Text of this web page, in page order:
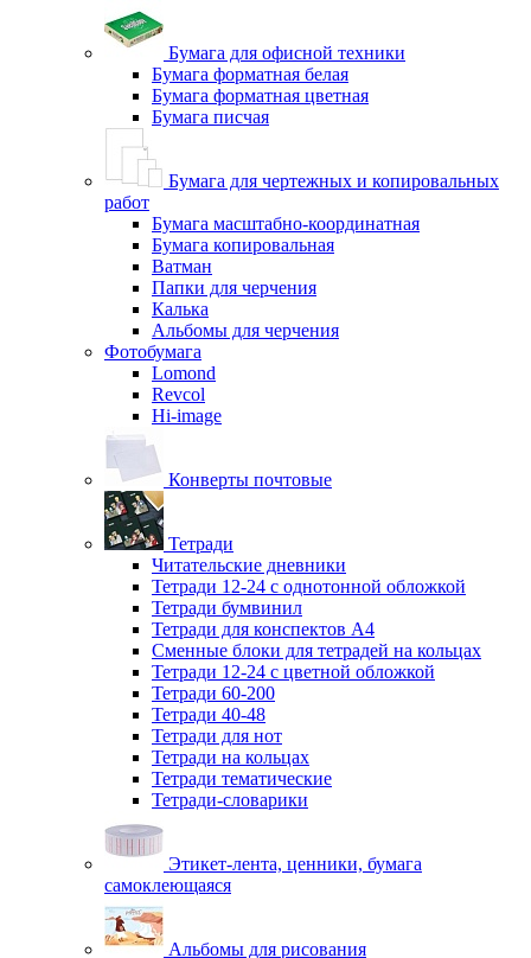
Бумага для офисной техники
Бумага форматная белая
Бумага форматная цветная
Бумага писчая
Бумага для чертежных и копировальных
работ
Бумага масштабно-координатная
Бумага копировальная
Ватман
Папки для черчения
Калька
Альбомы для черчения
Фотобумага
Lomond
Revcol
Hi-image
Конверты почтовые
Тетради
Читательские дневники
Тетради 12-24 с однотонной обложкой
Тетради бумвинил
Тетради для конспектов А4
Сменные блоки для тетрадей на кольцах
Тетради 12-24 с цветной обложкой
Тетради 60-200
Тетради 40-48
Тетради для нот
Тетради на кольцах
Тетради тематические
Тетради-словарики
Этикет-лента, ценники, бумага
самоклеющаяся
Альбомы для рисования